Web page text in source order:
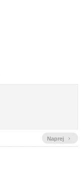
Naprej ›